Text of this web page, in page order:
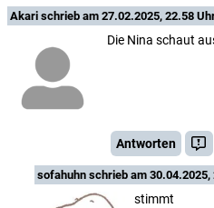
Akari schrieb am 27.02.2025, 22.58
Die Nina schaut
Antworten
sofahuhn schrieb am 30.04.2025,
stimmt